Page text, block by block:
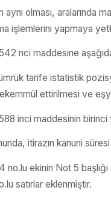
olması, aralarında
işlemlerini yapmaya
nci maddesine
tarife istatistik
ettirilmesi ve
inci maddesinin birinci
itirazın kanuni
no.lu ekinin Not 5
satırlar eklenmiştir.